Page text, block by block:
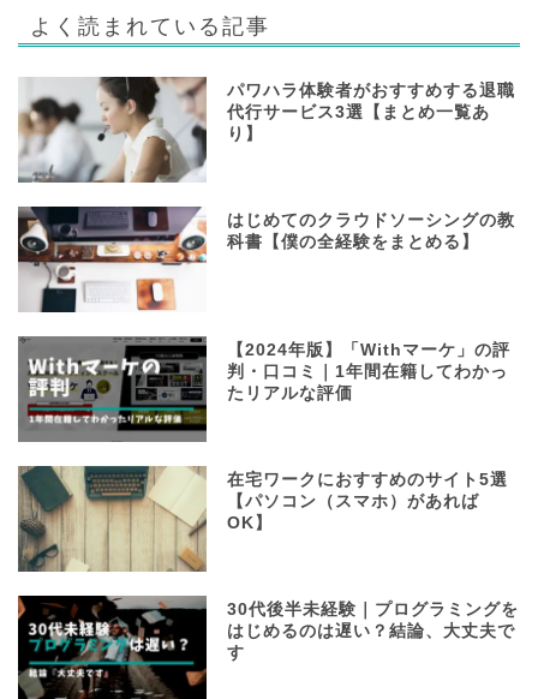
よく読まれている記事
パワハラ体験者がおすすめする退職
代行サービス3選【まとめ一覧あ
り】
はじめてのクラウドソーシングの教
科書【僕の全経験をまとめる】
【2024年版】「Withマーケ」の評
判・口コミ｜1年間在籍してわかっ
たリアルな評価
在宅ワークにおすすめのサイト5選
【パソコン（スマホ）があれば
OK】
30代後半未経験｜プログラミングを
はじめるのは遅い？結論、大丈夫で
す